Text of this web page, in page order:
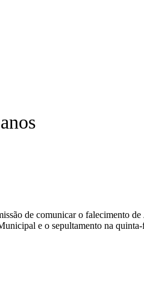
de comunicar o falecimento de
e o sepultamento na